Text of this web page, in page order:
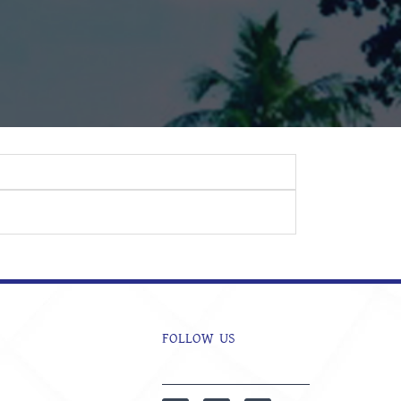
FOLLOW US